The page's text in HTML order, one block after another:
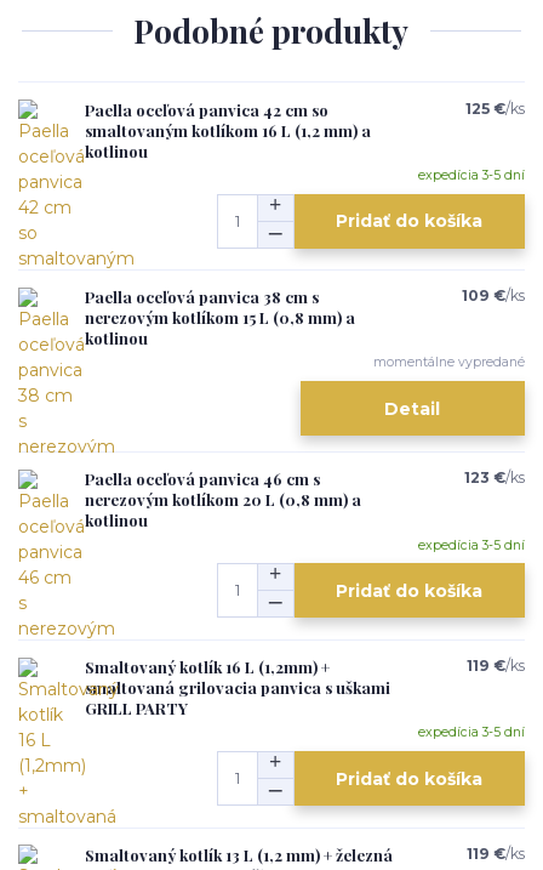
Podobné produkty
Paella oceľová panvica 42 cm so
smaltovaným kotlíkom 16 L (1,2 mm) a
kotlinou
125 €/ks
expedícia 3-5 dní
Pridať do košíka
Paella oceľová panvica 38 cm s
nerezovým kotlíkom 15 L (0,8 mm) a
kotlinou
109 €/ks
momentálne vypredané
Detail
Paella oceľová panvica 46 cm s
nerezovým kotlíkom 20 L (0,8 mm) a
kotlinou
123 €/ks
expedícia 3-5 dní
Pridať do košíka
Smaltovaný kotlík 16 L (1,2mm) +
smaltovaná grilovacia panvica s uškami
GRILL PARTY
119 €/ks
expedícia 3-5 dní
Pridať do košíka
Smaltovaný kotlík 13 L (1,2 mm) + železná
119 €/ks